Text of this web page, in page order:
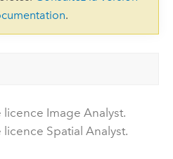
.
Image Analyst.
Spatial Analyst.